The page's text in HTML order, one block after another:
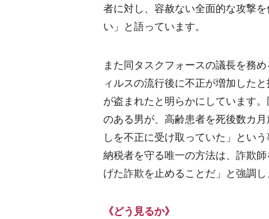
者に対し、容赦ない全面的な攻撃
い」と語っています。
また同タスクフォースの議長を務
ィルスの流行後に不正が増加した
が盗まれたと明らかにしています
のある男が、高齢患者を死後数カ
しを不正に受け取っていた」とい
納税者を守る唯一の方法は、詐欺
げた詐欺を止めることだ」と強調
《どう見るか》